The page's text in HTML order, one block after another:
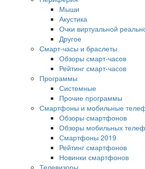
Мыши
Акустика
Очки виртуальной
Другое
Смарт-часы и браслеты
Обзоры смарт-часов
Рейтинг смарт-часов
Программы
Системные
Прочие программы
Смартфоны и мобильные
Обзоры смартфонов
Обзоры мобильных
Смартфоны 2019
Рейтинг смартфонов
Новинки смартфонов
Телевизоры